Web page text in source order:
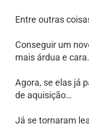
Entre outras
Conseguir um
mais árdua e cara.
Agora, se elas já
de aquisição…
Já se tornaram